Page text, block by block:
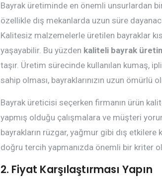
Bayrak üretiminde en önemli unsurlardan
özellikle dış mekanlarda uzun süre
Kalitesiz malzemelerle üretilen bayraklar
yaşayabilir. Bu yüzden kaliteli bayrak
taşır. Üretim sürecinde kullanılan kumaş,
sahip olması, bayraklarınızın uzun ömürlü
Bayrak üreticisi seçerken firmanın ürün
yapmış olduğu çalışmalara ve müşteri
bayrakların rüzgar, yağmur gibi dış etkilere
doğru tercih yapmanızda önemli bir kriter
2. Fiyat Karşılaştırması Yapın